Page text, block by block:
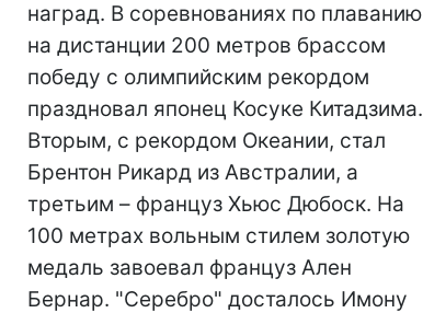
наград. В соревнованиях по плаванию
на дистанции 200 метров брассом
победу с олимпийским рекордом
праздновал японец Косуке Китадзима.
Вторым, с рекордом Океании, стал
Брентон Рикард из Австралии, а
третьим – француз Хьюс Дюбоск. На
100 метрах вольным стилем золотую
медаль завоевал француз Ален
Бернар. "Серебро" досталось Имону